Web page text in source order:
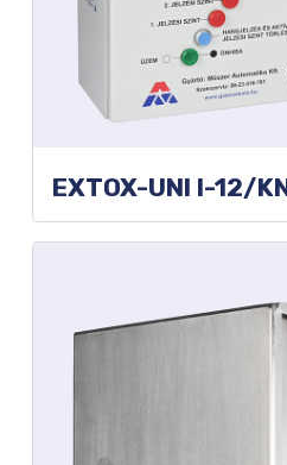
EXTOX-UNI I-12/